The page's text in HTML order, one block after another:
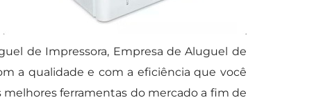
de Impressora, Empresa de Aluguel de
a qualidade e com a eficiência que você
ferramentas do mercado a fim de